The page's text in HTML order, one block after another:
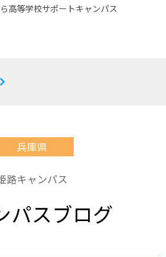
高等学校サポートキャンパス
兵庫県
路キャンパス
パスブログ